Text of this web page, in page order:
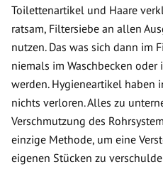
Toilettenartikel und Haare
ratsam, Filtersiebe an allen
nutzen. Das was sich dann im
niemals im Waschbecken
werden. Hygieneartikel haben
nichts verloren. Alles zu
Verschmutzung des
einzige Methode, um eine
eigenen Stücken zu